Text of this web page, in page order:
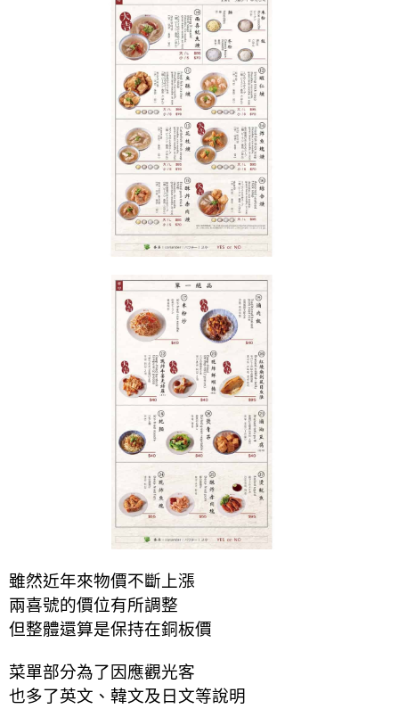
雖然近年來物價不斷上漲
兩喜號的價位有所調整
但整體還算是保持在銅板價
菜單部分為了因應觀光客
也多了英文、韓文及日文等說明